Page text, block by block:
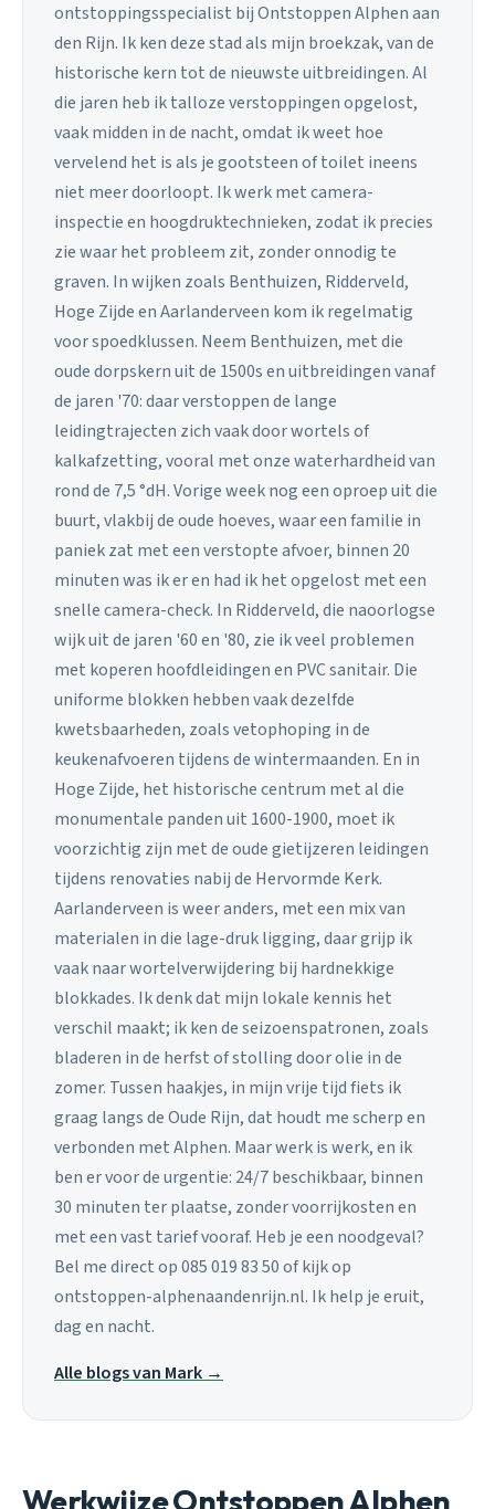
ontstoppingsspecialist bij Ontstoppen Alphen aan
den Rijn. Ik ken deze stad als mijn broekzak, van de
historische kern tot de nieuwste uitbreidingen. Al
die jaren heb ik talloze verstoppingen opgelost,
vaak midden in de nacht, omdat ik weet hoe
vervelend het is als je gootsteen of toilet ineens
niet meer doorloopt. Ik werk met camera-
inspectie en hoogdruktechnieken, zodat ik precies
zie waar het probleem zit, zonder onnodig te
graven. In wijken zoals Benthuizen, Ridderveld,
Hoge Zijde en Aarlanderveen kom ik regelmatig
voor spoedklussen. Neem Benthuizen, met die
oude dorpskern uit de 1500s en uitbreidingen vanaf
de jaren '70: daar verstoppen de lange
leidingtrajecten zich vaak door wortels of
kalkafzetting, vooral met onze waterhardheid van
rond de 7,5 °dH. Vorige week nog een oproep uit die
buurt, vlakbij de oude hoeves, waar een familie in
paniek zat met een verstopte afvoer, binnen 20
minuten was ik er en had ik het opgelost met een
snelle camera-check. In Ridderveld, die naoorlogse
wijk uit de jaren '60 en '80, zie ik veel problemen
met koperen hoofdleidingen en PVC sanitair. Die
uniforme blokken hebben vaak dezelfde
kwetsbaarheden, zoals vetophoping in de
keukenafvoeren tijdens de wintermaanden. En in
Hoge Zijde, het historische centrum met al die
monumentale panden uit 1600-1900, moet ik
voorzichtig zijn met de oude gietijzeren leidingen
tijdens renovaties nabij de Hervormde Kerk.
Aarlanderveen is weer anders, met een mix van
materialen in die lage-druk ligging, daar grijp ik
vaak naar wortelverwijdering bij hardnekkige
blokkades. Ik denk dat mijn lokale kennis het
verschil maakt; ik ken de seizoenspatronen, zoals
bladeren in de herfst of stolling door olie in de
zomer. Tussen haakjes, in mijn vrije tijd fiets ik
graag langs de Oude Rijn, dat houdt me scherp en
verbonden met Alphen. Maar werk is werk, en ik
ben er voor de urgentie: 24/7 beschikbaar, binnen
30 minuten ter plaatse, zonder voorrijkosten en
met een vast tarief vooraf. Heb je een noodgeval?
Bel me direct op 085 019 83 50 of kijk op
ontstoppen-alphenaandenrijn.nl. Ik help je eruit,
dag en nacht.
Alle blogs van Mark →
Werkwijze Ontstoppen Alphen